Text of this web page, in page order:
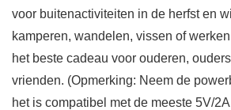
voor buitenactiviteiten in de herfst en
kamperen, wandelen, vissen of
het beste cadeau voor ouderen,
vrienden. (Opmerking: Neem de
het is compatibel met de meeste 5V/